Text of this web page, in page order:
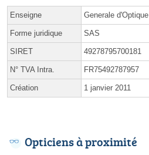
Enseigne Generale d'Optique
Forme juridique SAS
SIRET 49278795700181
N° TVA Intra. FR75492787957
Création 1 janvier 2011
Opticiens à proximité